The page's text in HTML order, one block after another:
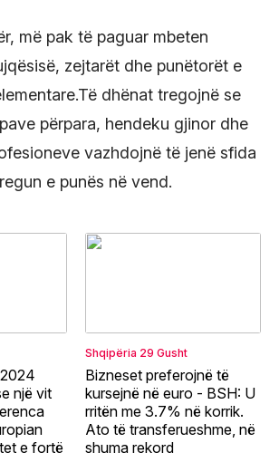
më pak të paguar mbeten
zejtarët dhe punëtorët e
dhënat tregojnë se
përpara, hendeku gjinor dhe
vazhdojnë të jenë sfida
e punës në vend.
një vit
e fortë
Shqipëria 29 Gusht
Bizneset preferojnë të
kursejnë në euro - BSH: U
rritën me 3.7% në korrik.
Ato të transferueshme, në
shuma rekord